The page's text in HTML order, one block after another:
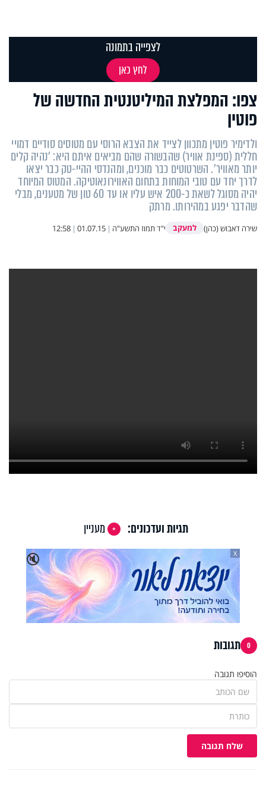
צפו: המפלצת המיליטנטית החדשה של
פוטין
ולדימיר פוטין מתכוון לצייד את הצבא הרוסי עם מטוסים סודיים דמויי
חללית (ספינת אוויר) שהבשורה שהם מביאים איתם היא: 'נהיה קלים
יותר מאוויר'. השרטוטים כבר מוכנים, ומהנדסי ההיי-טק כבר יצאו
לדרך יחד עם טובי המוחות בתחום האווירונאוטיקה. המטוס המיוחד
יהיה מסוגל לשאת כ-200 איש עליו או עד 60 טון של מטענים, מבלי
שהדבר יפגע במהירותו. מרתק
שירה דאבוש (כהן) למעקב י"ד תמוז התשע"ה |
01.07.15
|
12:58
לצפייה בתמונה
לחץ כאן
תגיות ועדכונים:
מעניין
🔇
X
0 תגובות
הוסיפו תגובה
שלח תגובה